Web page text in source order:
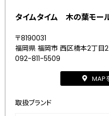
タイムタイム 木の葉モー
〒8190031
福岡県 福岡市 西区橋本2丁目
092-811-5509
MAP
取扱ブランド